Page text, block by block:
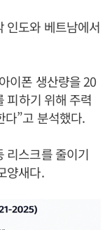
인도와 베트남에서
이폰 생산량을 20
피하기 위해 주력
다”고 분석했다.
리스크를 줄이기
양새다.